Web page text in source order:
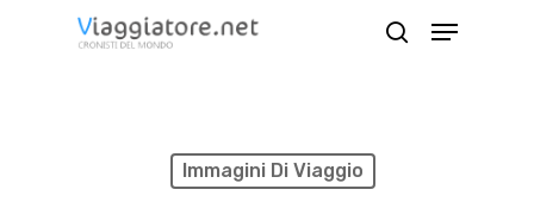
Menu
Immagini Di Viaggio